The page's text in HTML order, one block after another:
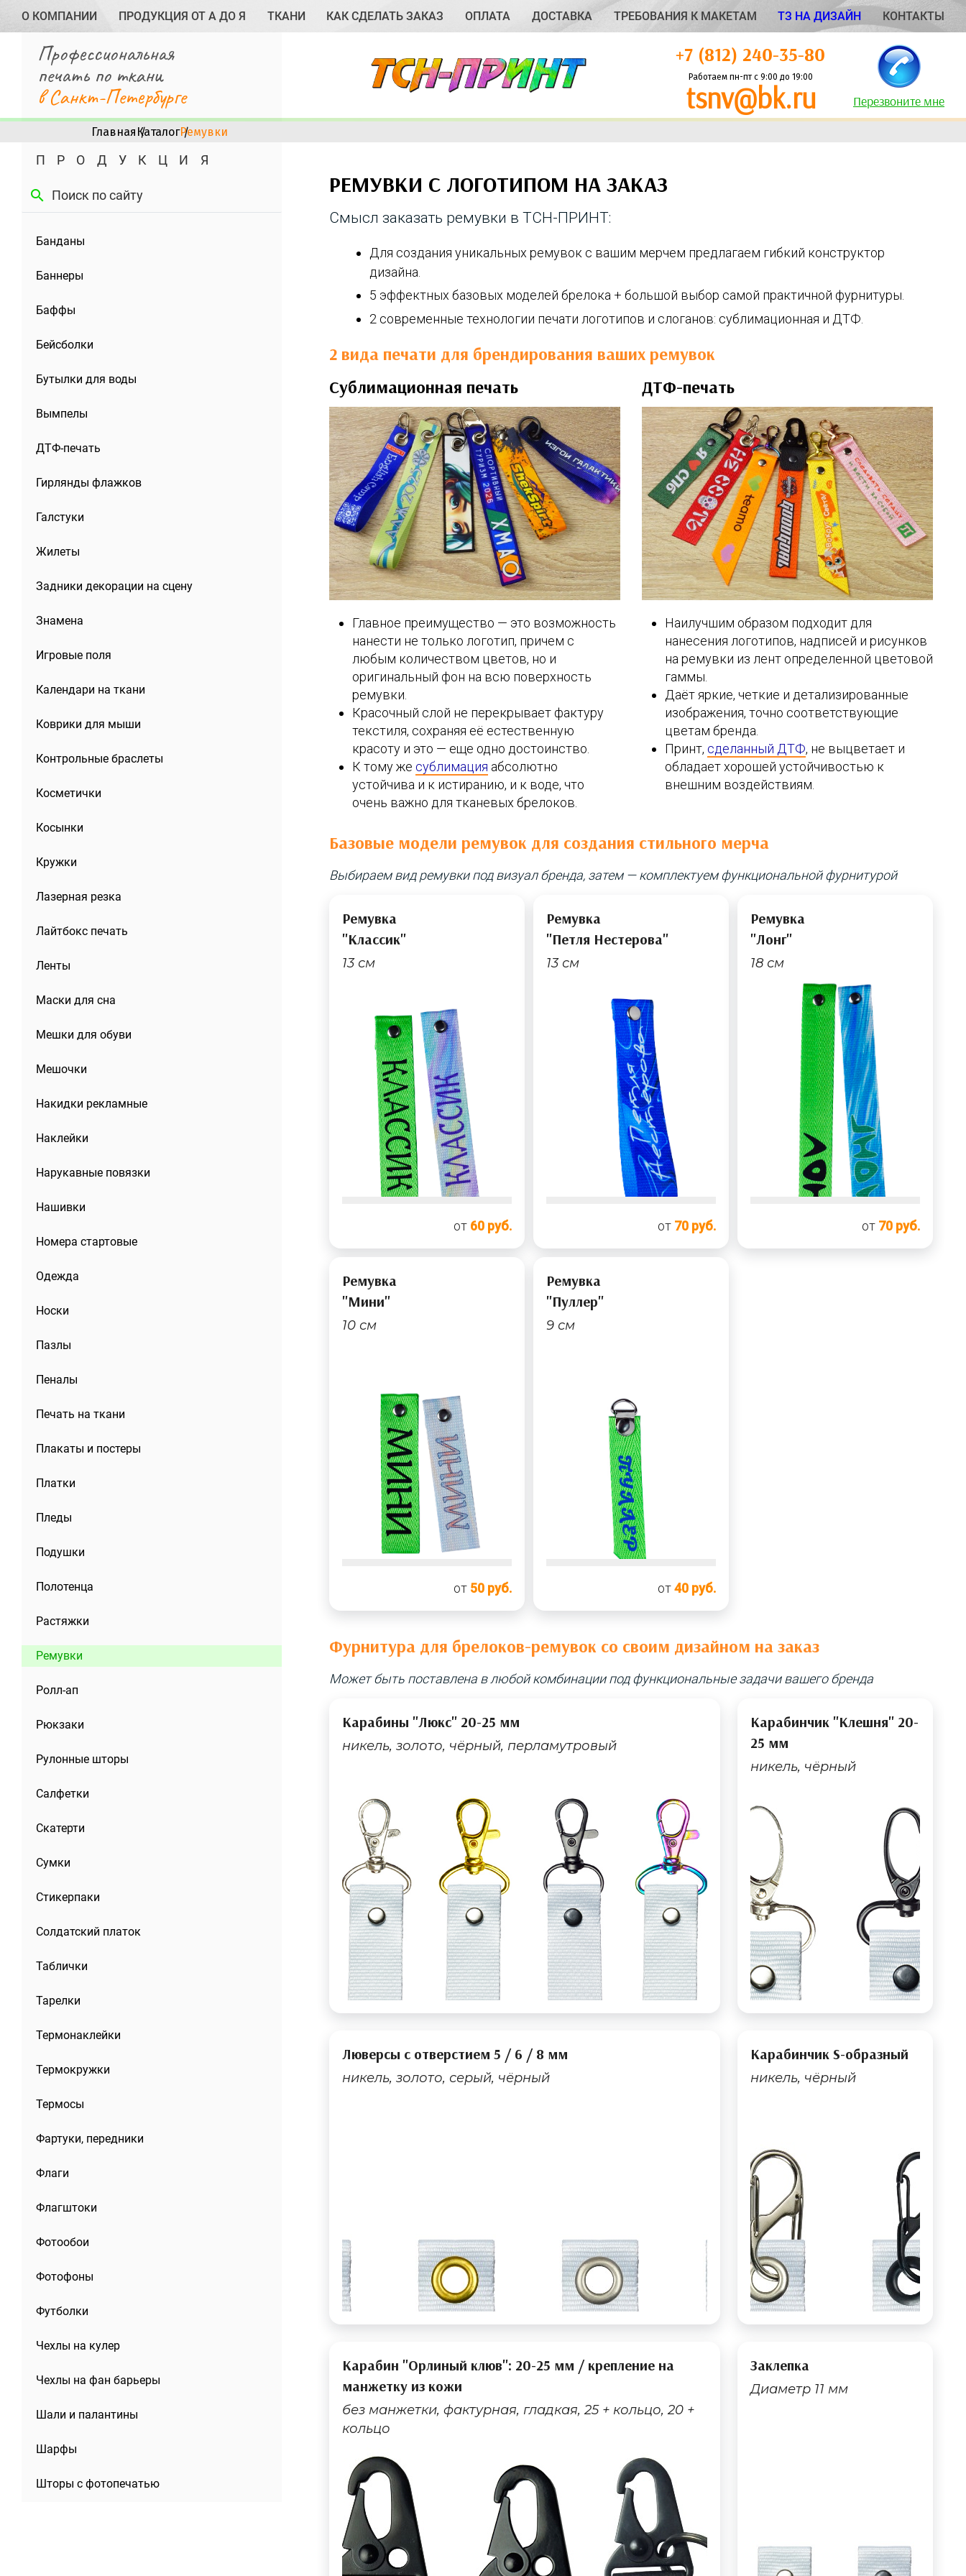
О КОМПАНИИ ПРОДУКЦИЯ ОТ А ДО Я ТКАНИ КАК СДЕЛАТЬ ЗАКАЗ ОПЛАТА ДОСТАВКА ТРЕБОВАНИЯ К МАКЕТАМ ТЗ НА ДИЗАЙН КОНТАКТЫ
Профессиональная
печать по ткани
в Санкт-Петербурге
+7 (812) 240-35-80
Работаем пн-пт с 9:00 до 19:00
tsnv@bk.ru Перезвоните мне
Главная КаталогРемувки
ПРОДУКЦИЯ
search
Банданы
Баннеры
Баффы
Бейсболки
Бутылки для воды
Вымпелы
ДТФ-печать
Гирлянды флажков
Галстуки
Жилеты
Задники декорации на сцену
Знамена
Игровые поля
Календари на ткани
Коврики для мыши
Контрольные браслеты
Косметички
Косынки
Кружки
Лазерная резка
Лайтбокс печать
Ленты
Маски для сна
Мешки для обуви
Мешочки
Накидки рекламные
Наклейки
Нарукавные повязки
Нашивки
Номера стартовые
Одежда
Носки
Пазлы
Пеналы
Печать на ткани
Плакаты и постеры
Платки
Пледы
Подушки
Полотенца
Растяжки
Ремувки
Ролл-ап
Рюкзаки
Рулонные шторы
Салфетки
Скатерти
Сумки
Стикерпаки
Солдатский платок
Таблички
Тарелки
Термонаклейки
Термокружки
Термосы
Фартуки, передники
Флаги
Флагштоки
Фотообои
Фотофоны
Футболки
Чехлы на кулер
Чехлы на фан барьеры
Шали и палантины
Шарфы
Шторы с фотопечатью
РЕМУВКИ С ЛОГОТИПОМ НА ЗАКАЗ
Смысл заказать ремувки в ТСН-ПРИНТ:
Для создания уникальных ремувок с вашим мерчем предлагаем гибкий конструктор
дизайна.
5 эффектных базовых моделей брелока + большой выбор самой практичной фурнитуры.
2 современные технологии печати логотипов и слоганов: сублимационная и ДТФ.
2 вида печати для брендирования ваших ремувок
Сублимационная печать
Главное преимущество — это возможность
нанести не только логотип, причем с
любым количеством цветов, но и
оригинальный фон на всю поверхность
ремувки.
Красочный слой не перекрывает фактуру
текстиля, сохраняя её естественную
красоту и это — еще одно достоинство.
К тому же сублимация абсолютно
устойчива и к истиранию, и к воде, что
очень важно для тканевых брелоков.
ДТФ-печать
Наилучшим образом подходит для
нанесения логотипов, надписей и рисунков
на ремувки из лент определенной цветовой
гаммы.
Даёт яркие, четкие и детализированные
изображения, точно соответствующие
цветам бренда.
Принт, сделанный ДТФ, не выцветает и
обладает хорошей устойчивостью к
внешним воздействиям.
Базовые модели ремувок для создания стильного мерча
Выбираем вид ремувки под визуал бренда, затем — комплектуем функциональной фурнитурой
Ремувка
"Классик"
13 см
от 60 руб.
Ремувка
"Петля Нестерова"
13 см
от 70 руб.
Ремувка
"Лонг"
18 см
от 70 руб.
Ремувка
"Мини"
10 см
от 50 руб.
Ремувка
"Пуллер"
9 см
от40 руб.
Фурнитура для брелоков-ремувок со своим дизайном на заказ
Может быть поставлена в любой комбинации под функциональные задачи вашего бренда
Карабины "Люкс" 20-25 мм
никель, золото, чёрный, перламутровый
Карабинчик "Клешня" 20-
25 мм
никель, чёрный
Люверсы с отверстием 5 / 6 / 8 мм
никель, золото, серый, чёрный
Карабинчик S-образный
никель, чёрный
Карабин "Орлиный клюв": 20-25 мм / крепление на
манжетку из кожи
без манжетки, фактурная, гладкая, 25 + кольцо, 20 +
кольцо
Заклепка
Диаметр 11 мм